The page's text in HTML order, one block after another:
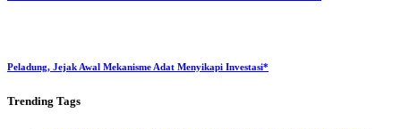
Peladung, Jejak Awal Mekanisme Adat Menyikapi Investasi*
Trending Tags